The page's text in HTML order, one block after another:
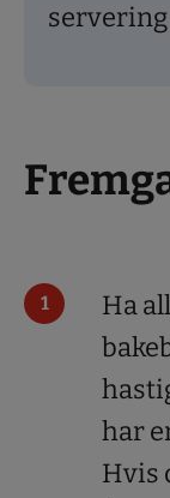
servering
Ha
har
Hvis